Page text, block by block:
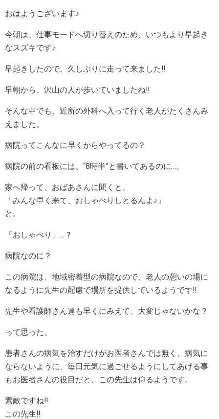
おはようございます♪
今朝は、仕事モードへ切り替えのため、いつもより早起き
なスズキです♪
早起きしたので、久しぶりに走って来ました‼
早朝から、沢山の人が歩いていましたね‼
そんな中でも、近所の外科へ入って行く老人がたくさんみ
えました。
病院ってこんなに早くからやってるの？
病院の前の看板には、“8時半”と書いてあるのに…。
家へ帰って、おばあさんに聞くと、
「みんな早く来て、おしゃべりしとるんよ♪」
と。
「おしゃべり」…？
病院なのに？
この病院は、地域密着型の病院なので、老人の憩いの場に
なるように先生の配慮で場所を提供しているようです‼
先生や看護師さん達も早くにみえて、大変じゃないかな？
って思った。
患者さんの病気を治すだけがお医者さんでは無く、病気に
ならないように、毎日元気に過ごせるようにしてあげる事
もお医者さんの役目だと、この先生は仰るようです。
素敵ですね‼
この先生‼